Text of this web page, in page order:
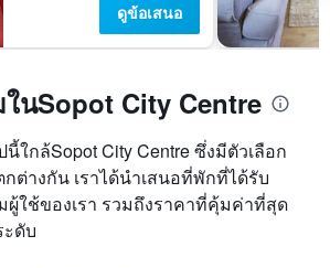
ดูข้อเสนอ
ในSopot City Centre
ใกล้Sopot City Centre ซึ่งมีตัวเลือก
ต่างกัน เราได้นำเสนอที่พักที่ได้รับ
ใช้ของเรา รวมถึงราคาที่คุ้มค่าที่สุด
ดับ